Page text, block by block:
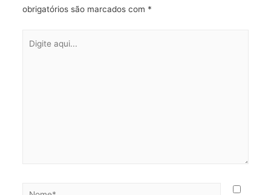
obrigatórios são marcados com *
aqui...
Nome*